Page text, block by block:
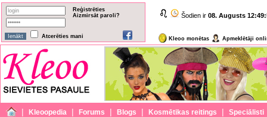
Reģistrēties
Aizmirsāt paroli?
Atcerēties mani
Šodien ir 08. Augusts
Kleoo monētas Apmeklētāji
| Kleoopedia | Forums | Blogs | Kosmētikas reitings | Speciālisti